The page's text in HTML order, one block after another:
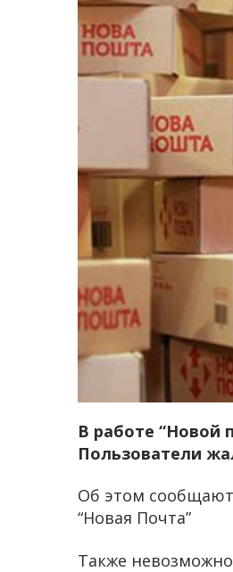
В работе “Новой
Пользователи
Об этом
“Новая Почта”
Также